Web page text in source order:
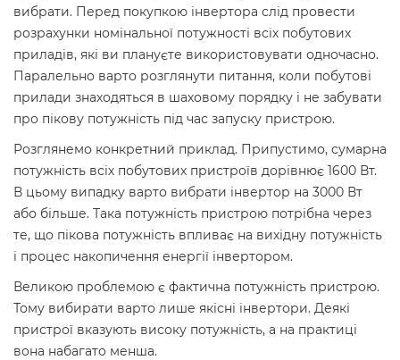
вибрати. Перед покупкою інвертора слід провести
розрахунки номінальної потужності всіх побутових
приладів, які ви плануєте використовувати одночасно.
Паралельно варто розглянути питання, коли побутові
прилади знаходяться в шаховому порядку і не забувати
про пікову потужність під час запуску пристрою.
Розглянемо конкретний приклад. Припустимо, сумарна
потужність всіх побутових пристроїв дорівнює 1600 Вт.
В цьому випадку варто вибрати інвертор на 3000 Вт
або більше. Така потужність пристрою потрібна через
те, що пікова потужність впливає на вихідну потужність
і процес накопичення енергії інвертором.
Великою проблемою є фактична потужність пристрою.
Тому вибирати варто лише якісні інвертори. Деякі
пристрої вказують високу потужність, а на практиці
вона набагато менша.